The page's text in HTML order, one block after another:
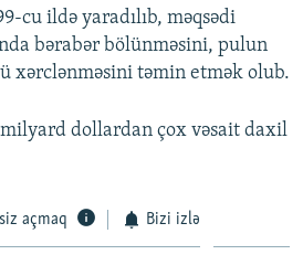
cu ildə yaradılıb, məqsədi
bərabər bölünməsini, pulun
xərclənməsini təmin etmək olub.
dollardan çox vəsait daxil
açmaq Bizi izlə